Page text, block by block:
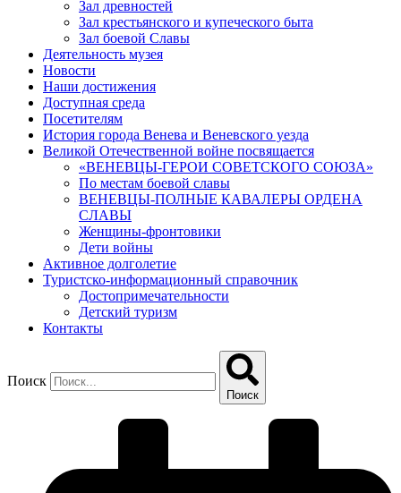
Зал древностей
Зал крестьянского и купеческого быта
Зал боевой Славы
Деятельность музея
Новости
Наши достижения
Доступная среда
Посетителям
История города Венева и Веневского уезда
Великой Отечественной войне посвящается
«ВЕНЕВЦЫ-ГЕРОИ СОВЕТСКОГО СОЮЗА»
По местам боевой славы
ВЕНЕВЦЫ-ПОЛНЫЕ КАВАЛЕРЫ ОРДЕНА
СЛАВЫ
Женщины-фронтовики
Дети войны
Активное долголетие
Туристско-информационный справочник
Достопримечательности
Детский туризм
Контакты
Поиск
Поиск